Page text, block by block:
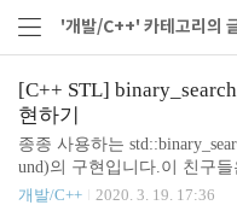
'개발/C++' 카테고리의
[C++ STL]
현하기
종종 사용하는
und)의 구현입니다.이 친구
을 그대로 작성하여 올립니다
개발/C++ 2020. 3. 19. 17:36